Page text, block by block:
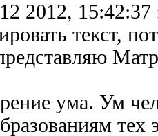
2012, 15:42:37
текст,
ума. Ум
тех